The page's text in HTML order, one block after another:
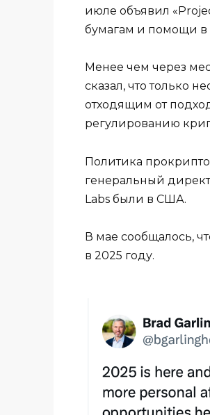
июле объявил
бумагам и помощи
Менее чем через
сказал, что только
отходящим от
регулированию
Политика
генеральный
Labs были в США.
В мае сообщалось,
в 2025 году.